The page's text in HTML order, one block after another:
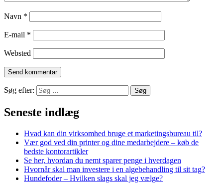
Navn *
E-mail *
Websted
Søg efter:
Seneste indlæg
Hvad kan din virksomhed bruge et marketingsbureau til?
Vær god ved din printer og dine medarbejdere – køb de
bedste kontorartikler
Se her, hvordan du nemt sparer penge i hverdagen
Hvornår skal man investere i en algebehandling til sit tag?
Hundefoder – Hvilken slags skal jeg vælge?